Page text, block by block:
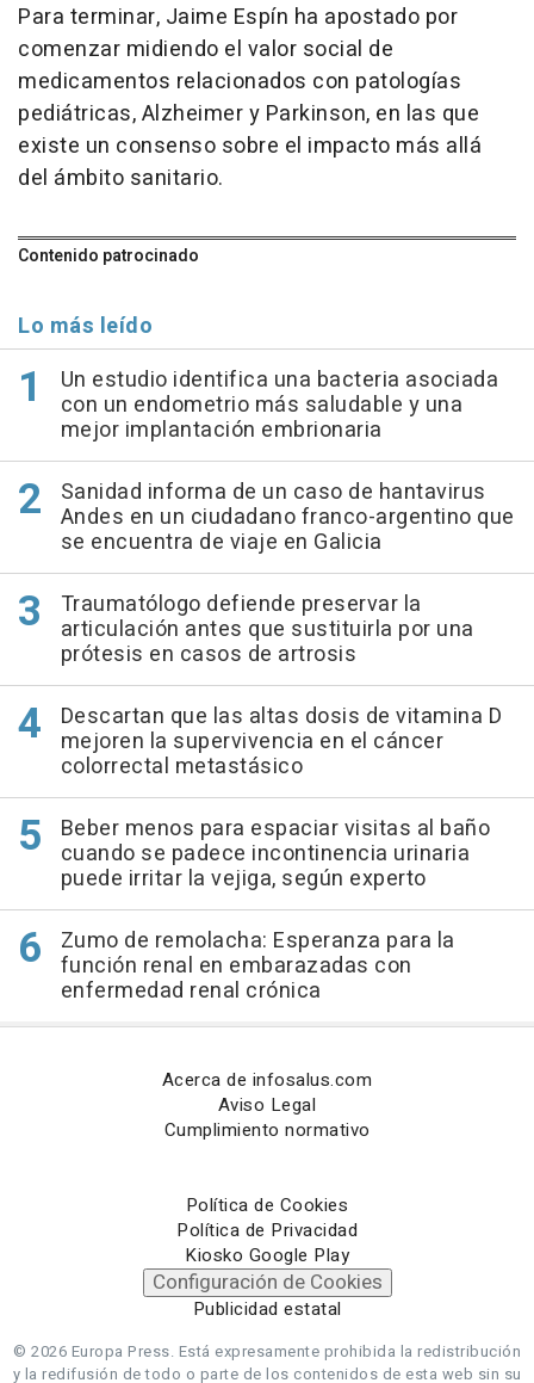
Para terminar, Jaime Espín ha apostado por
comenzar midiendo el valor social de
medicamentos relacionados con patologías
pediátricas, Alzheimer y Parkinson, en las que
existe un consenso sobre el impacto más allá
del ámbito sanitario.
Contenido patrocinado
Lo más leído
Un estudio identifica una bacteria asociada
con un endometrio más saludable y una
mejor implantación embrionaria
Sanidad informa de un caso de hantavirus
Andes en un ciudadano franco-argentino que
se encuentra de viaje en Galicia
Traumatólogo defiende preservar la
articulación antes que sustituirla por una
prótesis en casos de artrosis
Descartan que las altas dosis de vitamina D
mejoren la supervivencia en el cáncer
colorrectal metastásico
Beber menos para espaciar visitas al baño
cuando se padece incontinencia urinaria
puede irritar la vejiga, según experto
Zumo de remolacha: Esperanza para la
función renal en embarazadas con
enfermedad renal crónica
Acerca de infosalus.com
Aviso Legal
Cumplimiento normativo
Política de Cookies
Política de Privacidad
Kiosko Google Play
Configuración de Cookies
Publicidad estatal
© 2026 Europa Press. Está expresamente prohibida la redistribución
y la redifusión de todo o parte de los contenidos de esta web sin su